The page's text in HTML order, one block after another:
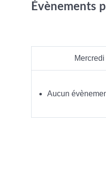
Évènements
Aucun